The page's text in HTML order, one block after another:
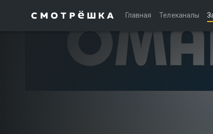
Главная Телеканалы